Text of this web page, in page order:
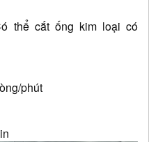
thể cắt ống kim loại có
phút